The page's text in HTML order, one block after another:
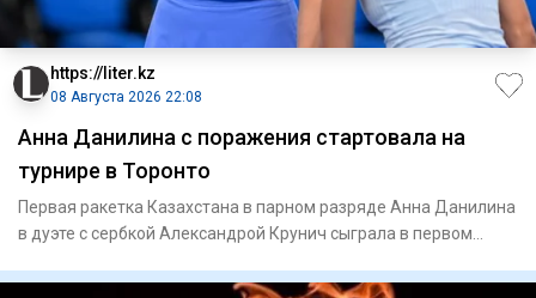
https://liter.kz
08 Августа 2026 22:08
Анна Данилина с поражения стартовала на
турнире в Торонто
Первая ракетка Казахстана в парном разряде Анна Данилина
в дуэте с сербкой Александрой Крунич сыграла в первом